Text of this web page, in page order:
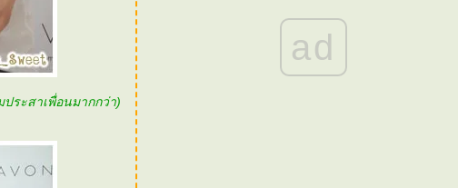
ระสาเพื่อนมากกว่า)
ad